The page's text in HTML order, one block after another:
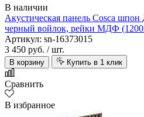
В наличии
Акустическая панель Cosca
черный войлок, рейки МДФ
Артикул: sn-16373015
3 450 руб. / шт.
В корзину Купить в 1 клик
Сравнить
В избранное